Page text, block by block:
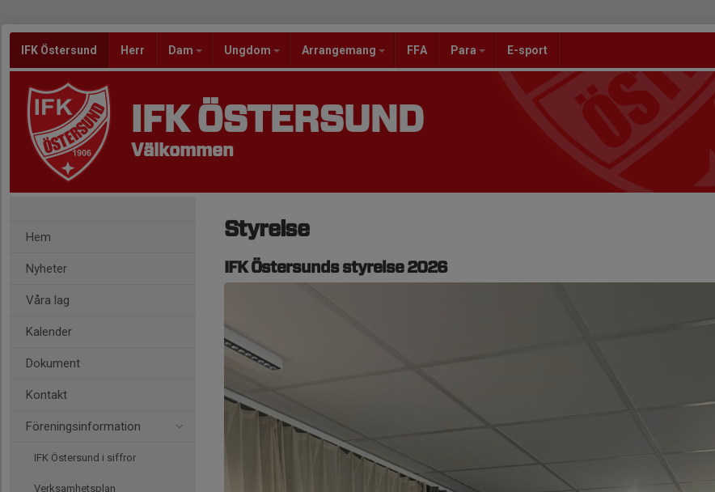
IFK Östersund Herr Dam Ungdom Arrangemang FFA Para E-sport
IFK ÖSTERSUND
Välkommen
Hem
Nyheter
Våra lag
Kalender
Dokument
Kontakt
Föreningsinformation
IFK Östersund i siffror
Verksamhetsplan
Styrelse
IFK Östersunds styrelse 2026